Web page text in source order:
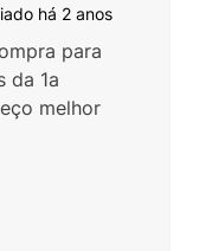
há 2 anos
para
da 1a
melhor